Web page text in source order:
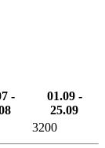
-
01.09 -
25.09
3200